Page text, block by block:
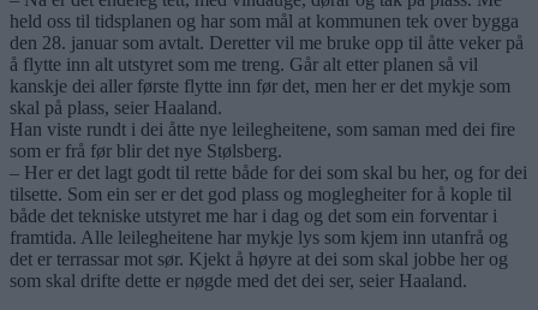
held oss til tidsplanen og har som mål at kommunen tek over bygga
den 28. januar som avtalt. Deretter vil me bruke opp til åtte veker på
å flytte inn alt utstyret som me treng. Går alt etter planen så vil
kanskje dei aller første flytte inn før det, men her er det mykje som
skal på plass, seier Haaland.
Han viste rundt i dei åtte nye leilegheitene, som saman med dei fire
som er frå før blir det nye Stølsberg.
– Her er det lagt godt til rette både for dei som skal bu her, og for dei
tilsette. Som ein ser er det god plass og moglegheiter for å kople til
både det tekniske utstyret me har i dag og det som ein forventar i
framtida. Alle leilegheitene har mykje lys som kjem inn utanfrå og
det er terrassar mot sør. Kjekt å høyre at dei som skal jobbe her og
som skal drifte dette er nøgde med det dei ser, seier Haaland.